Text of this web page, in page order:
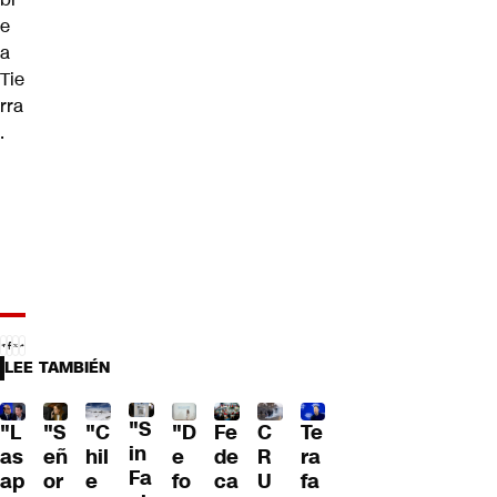
e
a
Tie
rra
.
LEE TAMBIÉN
"L
as
ap
"S
eñ
or
"C
hil
e
"S
in
Fa
"D
e
fo
Fe
de
ca
C
R
U
Te
ra
fa